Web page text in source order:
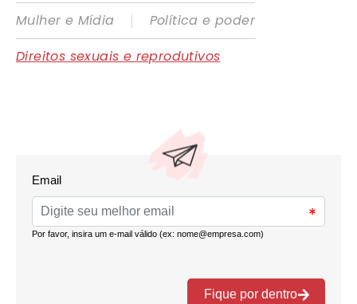
Mulher e Mídia
|
Política e poder
Direitos sexuais e reprodutivos